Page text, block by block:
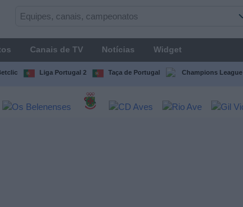
Canais de TV Notícias Widget
Liga Portugal 2 Taça de Portugal Champions League